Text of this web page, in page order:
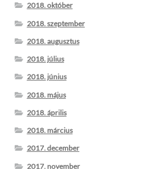
2018. október
2018. szeptember
2018. augusztus
2018. július
2018. június
2018. május
2018. április
2018. március
2017. december
2017. november